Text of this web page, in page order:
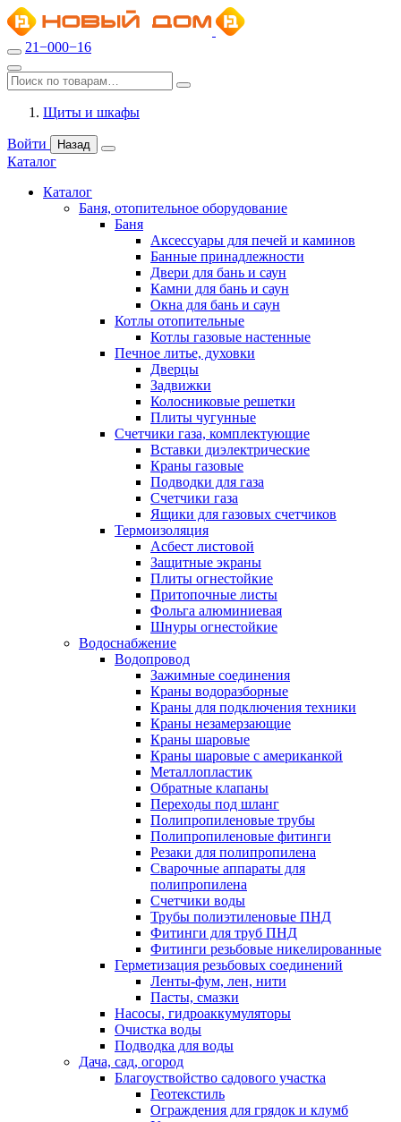
21−000−16
Щиты и шкафы
Войти Назад
Каталог
Каталог
Баня, отопительное оборудование
Баня
Аксессуары для печей и каминов
Банные принадлежности
Двери для бань и саун
Камни для бань и саун
Окна для бань и саун
Котлы отопительные
Котлы газовые настенные
Печное литье, духовки
Дверцы
Задвижки
Колосниковые решетки
Плиты чугунные
Счетчики газа, комплектующие
Вставки диэлектрические
Краны газовые
Подводки для газа
Счетчики газа
Ящики для газовых счетчиков
Термоизоляция
Асбест листовой
Защитные экраны
Плиты огнестойкие
Притопочные листы
Фольга алюминиевая
Шнуры огнестойкие
Водоснабжение
Водопровод
Зажимные соединения
Краны водоразборные
Краны для подключения техники
Краны незамерзающие
Краны шаровые
Краны шаровые с американкой
Металлопластик
Обратные клапаны
Переходы под шланг
Полипропиленовые трубы
Полипропиленовые фитинги
Резаки для полипропилена
Сварочные аппараты для
полипропилена
Счетчики воды
Трубы полиэтиленовые ПНД
Фитинги для труб ПНД
Фитинги резьбовые никелированные
Герметизация резьбовых соединений
Ленты-фум, лен, нити
Пасты, смазки
Насосы, гидроаккумуляторы
Очистка воды
Подводка для воды
Дача, сад, огород
Благоуствойство садового участка
Геотекстиль
Ограждения для грядок и клумб